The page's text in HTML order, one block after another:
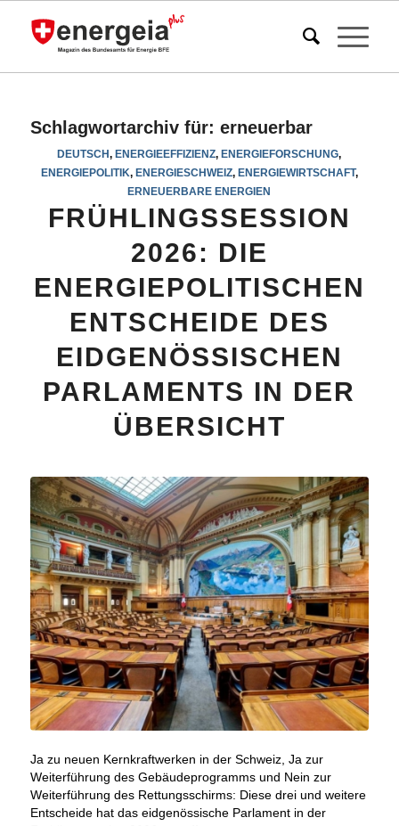
Schlagwortarchiv für: erneuerbar
DEUTSCH,ENERGIEEFFIZIENZ,ENERGIEFORSCHUNG,
ENERGIEPOLITIK, ENERGIESCHWEIZ, ENERGIEWIRTSCHAFT,
ERNEUERBARE ENERGIEN
FRÜHLINGSSESSION
2026: DIE
ENERGIEPOLITISCHEN
ENTSCHEIDE DES
EIDGENÖSSISCHEN
PARLAMENTS IN DER
ÜBERSICHT
Ja zu neuen Kernkraftwerken in der Schweiz, Ja zur
Weiterführung des Gebäudeprogramms und Nein zur
Weiterführung des Rettungsschirms: Diese drei und weitere
Entscheide hat das eidgenössische Parlament in der